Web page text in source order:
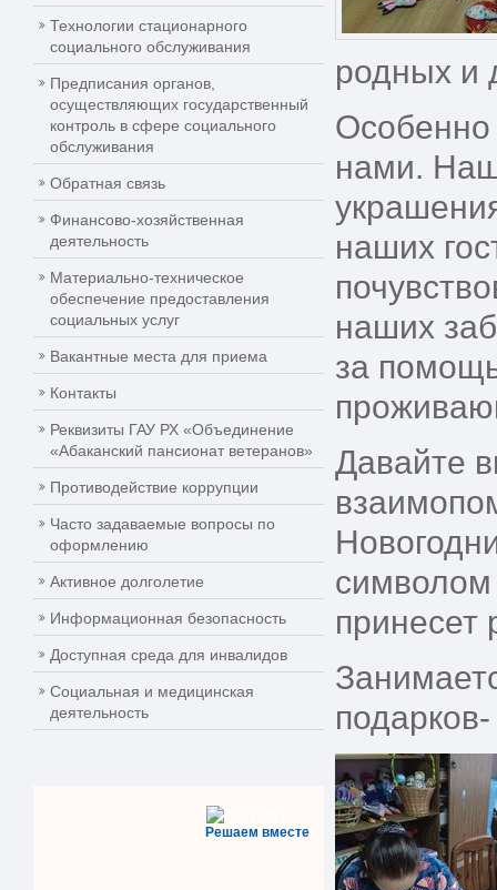
Технологии стационарного
социального обслуживания
Предписания органов,
осуществляющих государственный
контроль в сфере социального
обслуживания
Обратная связь
Финансово-хозяйственная
деятельность
Материально-техническое
обеспечение предоставления
социальных услуг
Вакантные места для приема
Контакты
Реквизиты ГАУ РХ «Объединение
«Абаканский пансионат ветеранов»
Противодействие коррупции
Часто задаваемые вопросы по
оформлению
Активное долголетие
Информационная безопасность
Доступная среда для инвалидов
Социальная и медицинская
деятельность
Решаем вместе
родных и
Особенно
нами.
наших
наших
за
Давайте
символом
принесет